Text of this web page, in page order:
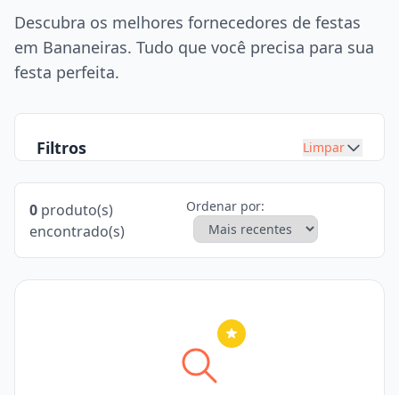
Pegue e Monte
Festa na mesa
Mesas e cadeiras
Buffet
DJ
Descubra os melhores fornecedores de festas
em Bananeiras. Tudo que você precisa para sua
festa perfeita.
Filtros Limpar
0 produto(s)
encontrado(s)
Ordenar por: